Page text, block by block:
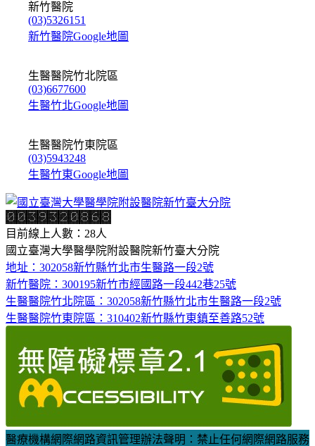
新竹醫院
(03)5326151
新竹醫院Google地圖
生醫醫院竹北院區
(03)6677600
生醫竹北Google地圖
生醫醫院竹東院區
(03)5943248
生醫竹東Google地圖
目前線上人數：28人
國立臺灣大學醫學院附設醫院新竹臺大分院
地址：302058新竹縣竹北市生醫路一段2號
新竹醫院：300195新竹市經國路一段442巷25號
生醫醫院竹北院區：302058新竹縣竹北市生醫路一段2號
生醫醫院竹東院區：310402新竹縣竹東鎮至善路52號
醫療機構網際網路資訊管理辦法聲明：禁止任何網際網路服務